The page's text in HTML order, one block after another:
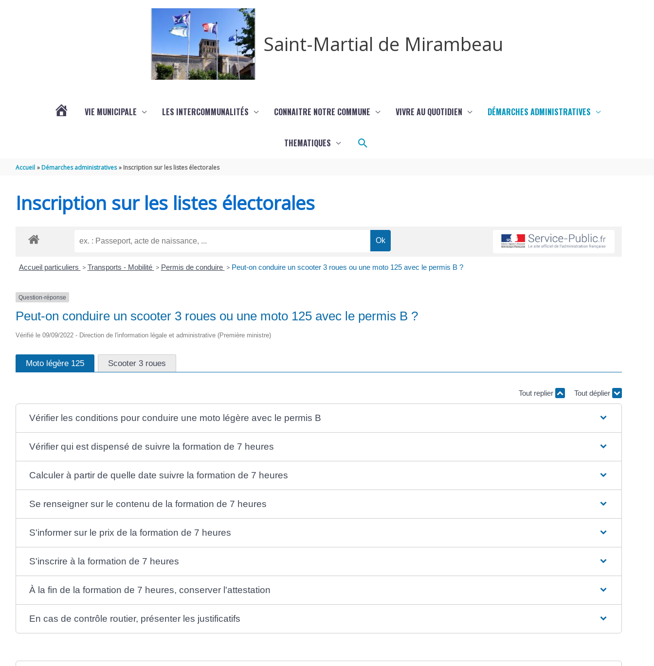
Saint-Martial de Mirambeau
VIE MUNICIPALE LES INTERCOMMUNALITÉS CONNAITRE NOTRE COMMUNE VIVRE AU QUOTIDIEN DÉMARCHES ADMINISTRATIVES
THEMATIQUES Rechercher
Accueil Démarches administratives Inscription sur les listes électorales
Inscription sur les listes électorales
Accueil particuliers > Transports - Mobilité > Permis de conduire > Peut-on conduire un scooter 3 roues ou une moto 125 avec le permis B ?
Question-réponse
Peut-on conduire un scooter 3 roues ou une moto 125 avec le permis B ?
Vérifié le 09/09/2022 - Direction de l'information légale et administrative (Première ministre)
Moto légère 125 Scooter 3 roues
Tout replier Tout déplier
Vérifier les conditions pour conduire une moto légère avec le permis B
Vérifier qui est dispensé de suivre la formation de 7 heures
Calculer à partir de quelle date suivre la formation de 7 heures
Se renseigner sur le contenu de la formation de 7 heures
S'informer sur le prix de la formation de 7 heures
S'inscrire à la formation de 7 heures
À la fin de la formation de 7 heures, conserver l'attestation
En cas de contrôle routier, présenter les justificatifs